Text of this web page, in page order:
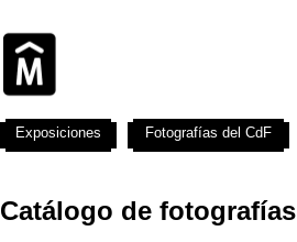
Catálogo de fotografías
Exposiciones Fotografías del CdF